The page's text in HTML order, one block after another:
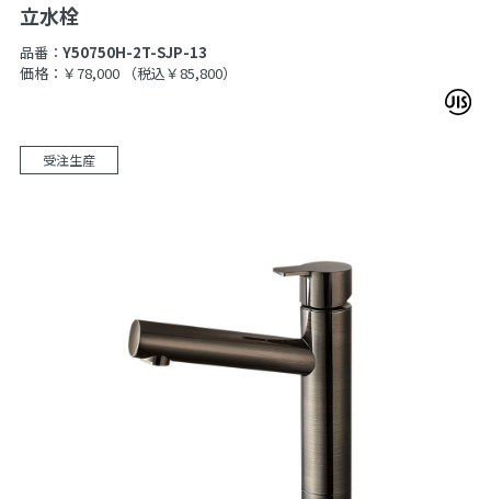
立水栓
品番： Y50750H-2T-SJP-13
価格：￥78,000
（税込￥85,800）
受注生産